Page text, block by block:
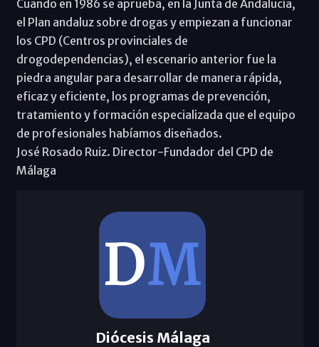
Cuando en 1986 se aprueba, en la Junta de Andalucía,
el Plan andaluz sobre drogas y empiezan a funcionar
los CPD (Centros provinciales de
drogodependencias), el escenario anterior fue la
piedra angular para desarrollar de manera rápida,
eficaz y eficiente, los programas de prevención,
tratamiento y formación especializada que el equipo
de profesionales habíamos diseñados.
José Rosado Ruiz. Director-Fundador del CPD de
Málaga
Diócesis Málaga